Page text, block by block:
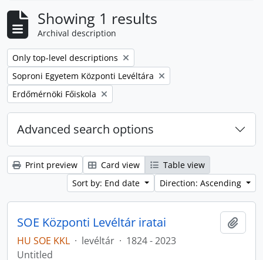
Showing 1 results
Archival description
Remove filter:
Only top-level descriptions
Remove filter:
Soproni Egyetem Központi Levéltára
Remove filter:
Erdőmérnöki Főiskola
Advanced search options
Print preview Card view
Table view
Sort by: End date
Direction: Ascending
SOE Központi Levéltár iratai
HU SOE KKL · levéltár · 1824 - 2023
Untitled